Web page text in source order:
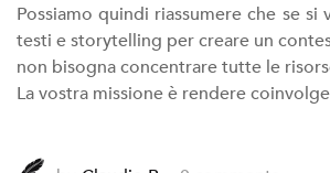
Possiamo quindi riassumere che se si
testi e storytelling per creare un
non bisogna concentrare tutte le
La vostra missione è rendere